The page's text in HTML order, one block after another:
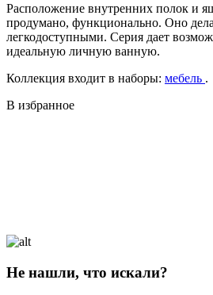
Расположение внутренних полок и
продумано, функционально. Оно
легкодоступными. Серия дает
идеальную личную ванную.
Коллекция входит в наборы: мебель .
В избранное
Не нашли, что искали?